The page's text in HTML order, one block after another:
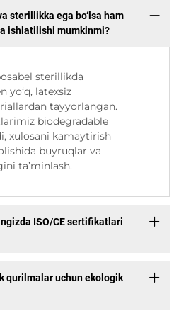
sterillikka ega bo‘lsa ham
ishlatilishi mumkinmi?
sterillikda
yo‘q, latexsiz
tayyorlangan.
biodegradable
xulosani kamaytirish
buyruqlar va
ta’minlash.
ISO/CE sertifikatlari
qurilmalar uchun ekologik